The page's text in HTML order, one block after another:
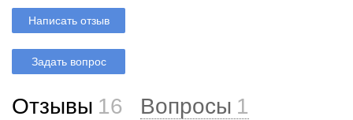
Написать отзыв
Задать вопрос
Отзывы 16 Вопросы 1